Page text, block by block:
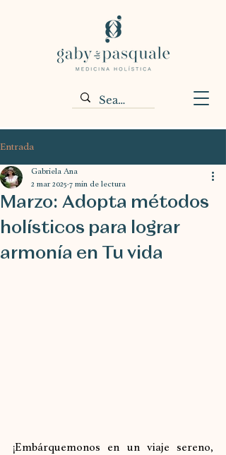
Entrada
Marzo: Adopta métodos
holísticos para lograr
armonía en Tu vida
Gabriela Ana
2 mar 2025 7 min de lectura
¡Embárquemonos en un viaje sereno,